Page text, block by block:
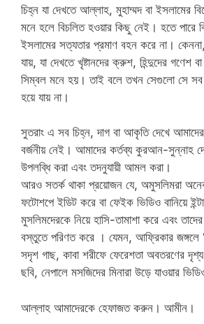
চিহ্ন যা দেখতে আল্লাহ, মুহাম্মদ বা ইসলামের
মনে হলে বিচলিত হওয়ার কিছু নেই। হতে পারে
ইসলামের সত্যতার প্রমাণ বহন করে না।
যায়, যা দেখতে খৃষ্টানদের ক্রুশ, হিন্দুদের গণেশ বা
সিম্বল মনে হয়। তাই বলে তখন সেগুলো সে সব
হয়ে যায় না।
সুতরাং এ সব চিহ্ন, দাগ বা আকৃতি দেখে
বর্জনীয় নেই। আমাদের কর্তব্য কুরআন-সুন্নাহ
উপলব্ধি করা এবং তদনুযায়ী আমল করা।
আরও সতর্ক থাকা প্রয়োজন যে, অমুসলিমরা
ফটোশপে ইডিট করে বা ফেইক ভিডিও বানিয়ে
মুসলিমদেরকে নিয়ে হাসি-তামাশা করে এবং
বস্তুতে পরিণত করে । যেমন, আফ্রিকার জঙ্গলে
সদৃশ গাছ, কাবা শরীফে ফেরেশতা অবতরণের দৃশ্য
ছবি, নেপালে মসজিদের মিনারা উড়ে যাওয়ার
আল্লাহ আমাদেরকে হেফাজত করুন। আমীন।